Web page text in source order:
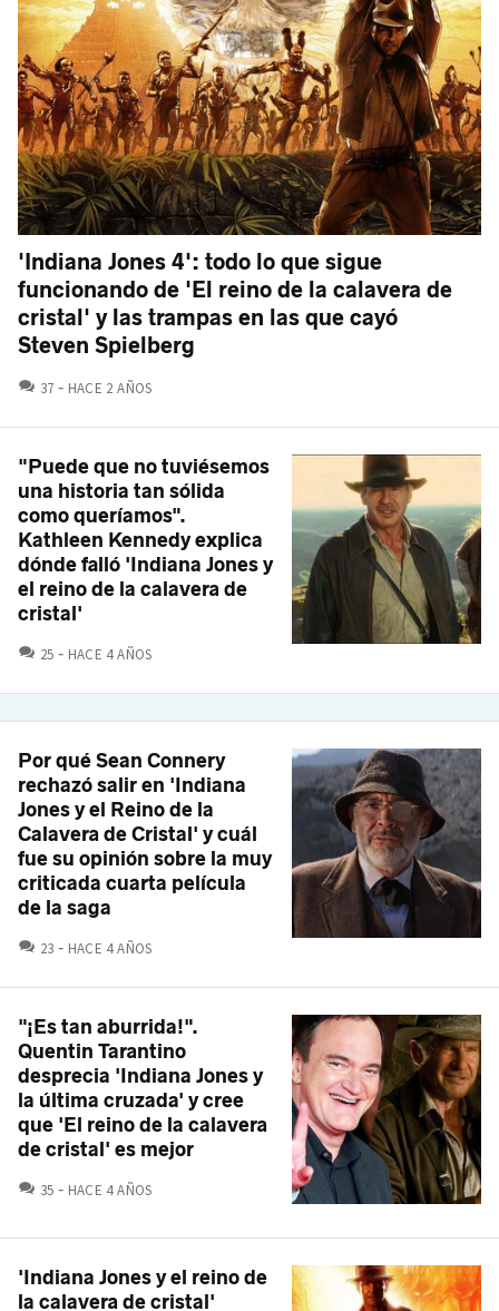
'Indiana Jones 4': todo lo que sigue
funcionando de 'El reino de la calavera de
cristal' y las trampas en las que cayó
Steven Spielberg
37 COMENTARIOS
HACE 2 AÑOS
"Puede que no tuviésemos
una historia tan sólida
como queríamos".
Kathleen Kennedy explica
dónde falló 'Indiana Jones y
el reino de la calavera de
cristal'
25 COMENTARIOS
HACE 4 AÑOS
Por qué Sean Connery
rechazó salir en 'Indiana
Jones y el Reino de la
Calavera de Cristal' y cuál
fue su opinión sobre la muy
criticada cuarta película
de la saga
23 COMENTARIOS
HACE 4 AÑOS
"¡Es tan aburrida!".
Quentin Tarantino
desprecia 'Indiana Jones y
la última cruzada' y cree
que 'El reino de la calavera
de cristal​' es mejor
35 COMENTARIOS
HACE 4 AÑOS
'Indiana Jones y el reino de
la calavera de cristal'